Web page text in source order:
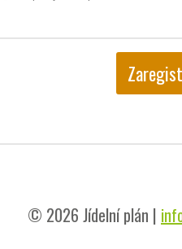
© 2026 Jídelní plán |